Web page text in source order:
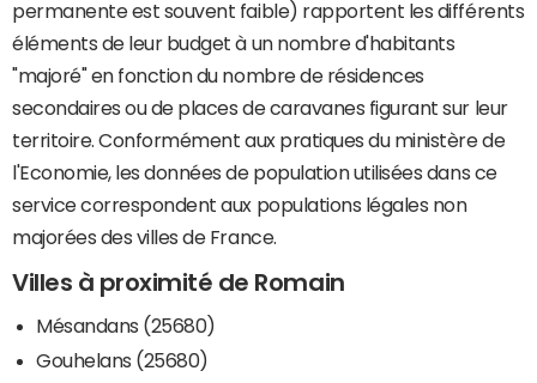
permanente est souvent faible) rapportent les différents
éléments de leur budget à un nombre d'habitants
"majoré" en fonction du nombre de résidences
secondaires ou de places de caravanes figurant sur leur
territoire. Conformément aux pratiques du ministère de
l'Economie, les données de population utilisées dans ce
service correspondent aux populations légales non
majorées des villes de France.
Villes à proximité de Romain
Mésandans (25680)
Gouhelans (25680)